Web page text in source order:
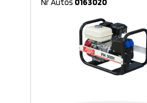
Nr Autos 0163020